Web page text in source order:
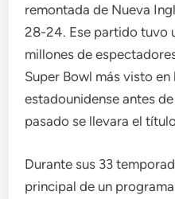
remontada de Nueva
28-24. Ese partido tuvo
millones de
Super Bowl más visto
estadounidense antes
pasado se llevara el
Durante sus 33
principal de un